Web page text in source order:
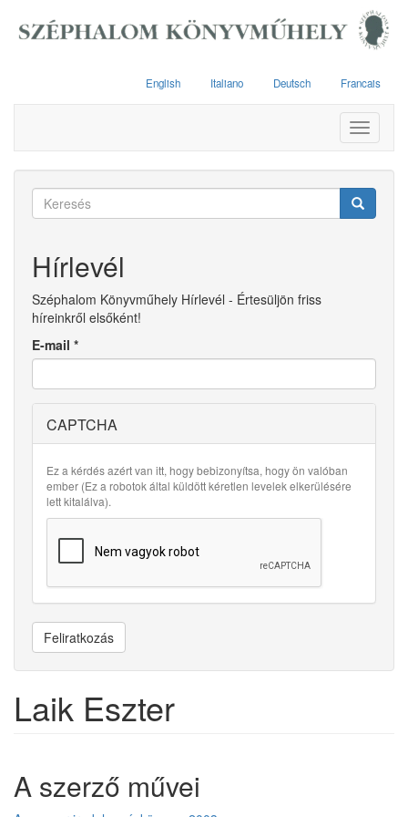
English Italiano Deutsch Francais
Toggle
Keresés
Hírlevél
Széphalom Könyvműhely Hírlevél - Értesüljön friss
híreinkről elsőként!
E-mail *
CAPTCHA
Ez a kérdés azért van itt, hogy bebizonyítsa, hogy ön valóban
ember (Ez a robotok által küldött kéretlen levelek elkerülésére
lett kitalálva).
Feliratkozás
Laik Eszter
A szerző művei